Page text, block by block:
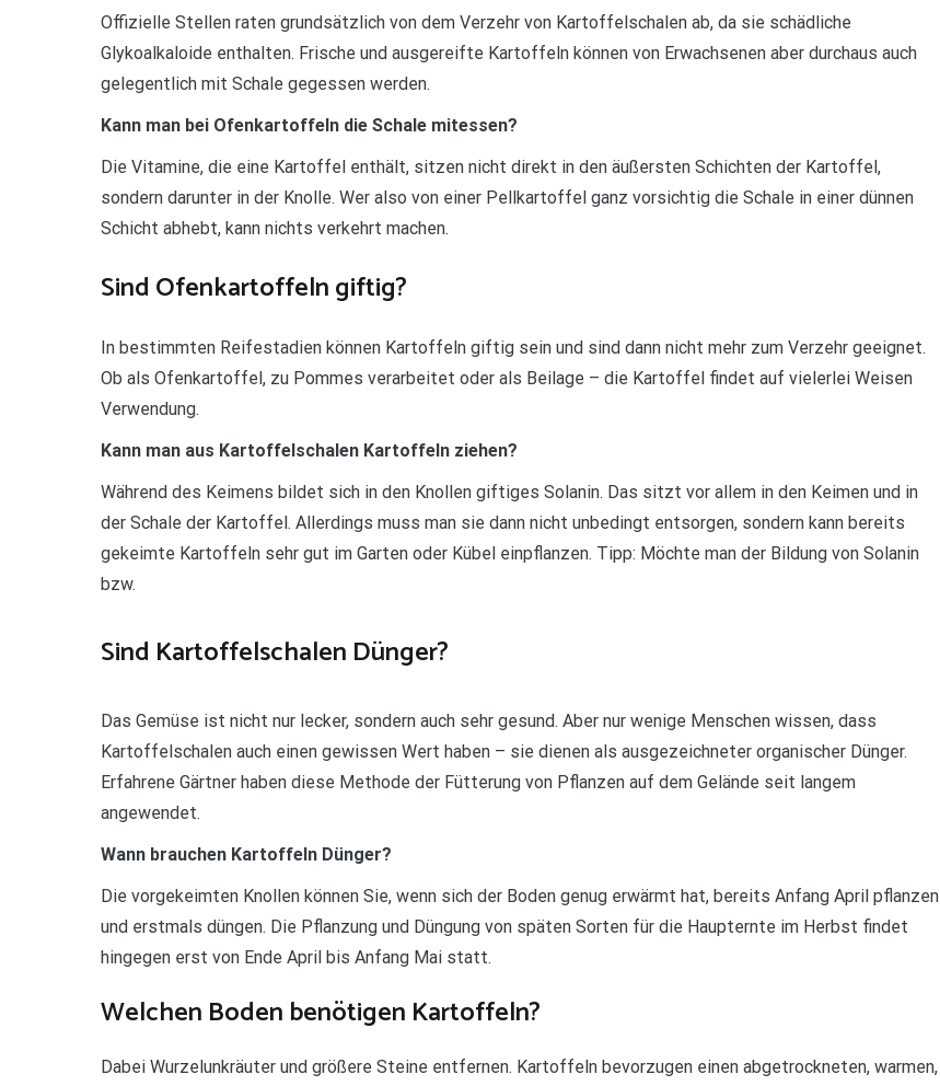
Offizielle Stellen raten grundsätzlich von dem Verzehr von Kartoffelschalen ab, da sie schädliche
Glykoalkaloide enthalten. Frische und ausgereifte Kartoffeln können von Erwachsenen aber durchaus auch
gelegentlich mit Schale gegessen werden.
Kann man bei Ofenkartoffeln die Schale mitessen?
Die Vitamine, die eine Kartoffel enthält, sitzen nicht direkt in den äußersten Schichten der Kartoffel,
sondern darunter in der Knolle. Wer also von einer Pellkartoffel ganz vorsichtig die Schale in einer dünnen
Schicht abhebt, kann nichts verkehrt machen.
Sind Ofenkartoffeln giftig?
In bestimmten Reifestadien können Kartoffeln giftig sein und sind dann nicht mehr zum Verzehr geeignet.
Ob als Ofenkartoffel, zu Pommes verarbeitet oder als Beilage – die Kartoffel findet auf vielerlei Weisen
Verwendung.
Kann man aus Kartoffelschalen Kartoffeln ziehen?
Während des Keimens bildet sich in den Knollen giftiges Solanin. Das sitzt vor allem in den Keimen und in
der Schale der Kartoffel. Allerdings muss man sie dann nicht unbedingt entsorgen, sondern kann bereits
gekeimte Kartoffeln sehr gut im Garten oder Kübel einpflanzen. Tipp: Möchte man der Bildung von Solanin
bzw.
Sind Kartoffelschalen Dünger?
Das Gemüse ist nicht nur lecker, sondern auch sehr gesund. Aber nur wenige Menschen wissen, dass
Kartoffelschalen auch einen gewissen Wert haben – sie dienen als ausgezeichneter organischer Dünger.
Erfahrene Gärtner haben diese Methode der Fütterung von Pflanzen auf dem Gelände seit langem
angewendet.
Wann brauchen Kartoffeln Dünger?
Die vorgekeimten Knollen können Sie, wenn sich der Boden genug erwärmt hat, bereits Anfang April pflanzen
und erstmals düngen. Die Pflanzung und Düngung von späten Sorten für die Haupternte im Herbst findet
hingegen erst von Ende April bis Anfang Mai statt.
Welchen Boden benötigen Kartoffeln?
Dabei Wurzelunkräuter und größere Steine entfernen. Kartoffeln bevorzugen einen abgetrockneten, warmen,